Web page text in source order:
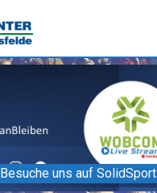
Besuche uns auf SolidSport